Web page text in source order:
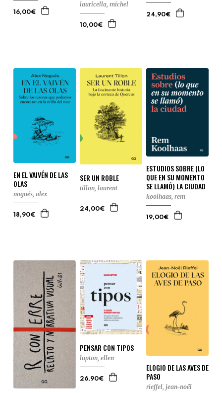
16,00€
lauricella, michel
10,00€
24,90€
EN EL VAIVÉN DE LAS
OLAS
nogués, alex
18,90€
SER UN ROBLE
tillon, laurent
24,00€
ESTUDIOS SOBRE (LO
QUE EN SU MOMENTO
SE LLAMÓ) LA CIUDAD
koolhaas, rem
19,00€
PENSAR CON TIPOS
lupton, ellen
26,90€
ELOGIO DE LAS AVES DE
PASO
rieffel, jean-noël